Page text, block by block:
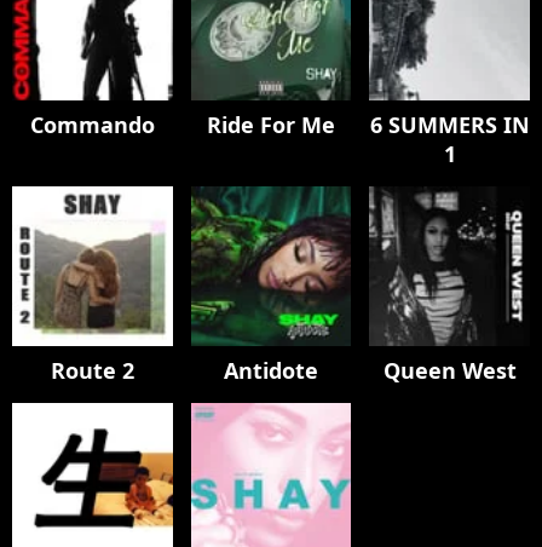
Commando Ride For Me
6 SUMMERS IN
1
Route 2 Antidote Queen West